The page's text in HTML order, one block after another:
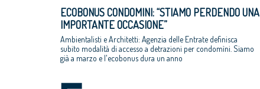
ECOBONUS CONDOMINI: “STIAMO PERDENDO UNA
IMPORTANTE OCCASIONE”
Ambientalisti e Architetti: Agenzia delle Entrate definisca
subito modalità di accesso a detrazioni per condomìni. Siamo
già a marzo e l'ecobonus dura un anno